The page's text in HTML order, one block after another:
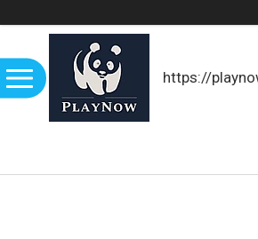
https://